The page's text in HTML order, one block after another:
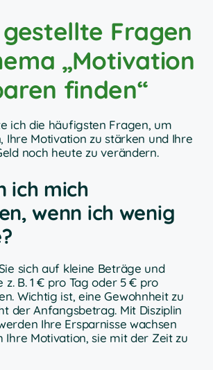
Fragen
„Motivation
finden“
ich die häufigsten Fragen, um
Ihre Motivation zu stärken und Ihre
noch heute zu verändern.
ich mich
wenn ich wenig
sich auf kleine Beträge und
z. B. 1 € pro Tag oder 5 € pro
Wichtig ist, eine Gewohnheit zu
der Anfangsbetrag. Mit Disziplin
Ihre Ersparnisse wachsen
Ihre Motivation, sie mit der Zeit zu